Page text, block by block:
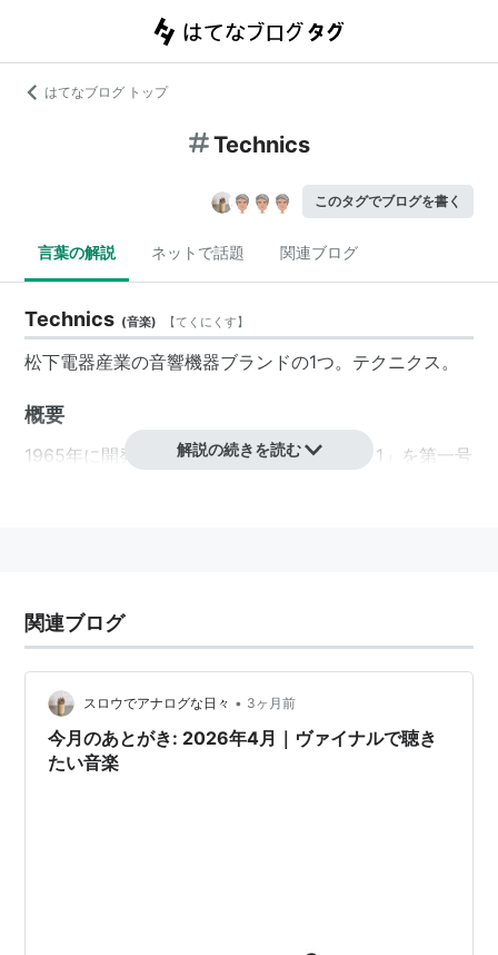
はてなブログ トップ
Technics
このタグでブログを書く
言葉の解説 ネットで話題 関連ブログ
Technics (音楽) 【てくにくす】
松下電器産業の音響機器ブランドの1つ。テクニクス。
概要
1965年に開発されたスピーカー「Technics 1」を第一号
での販売を完了、現在はDJ機器専門ブランドとなって
いる。
ターンテーブル「SL-1200」シリーズはDJ機器の世界標
準とも呼べるヒットシリーズである。
2014年8月17日、パナソニックにより2014年度中にテ
クニクスブランドでコンポなどを日本と欧州で発売する
解説の続きを読む
関連ブログ
スロウでアナログな日々 • 3ヶ月前
今月のあとがき: 2026年4月｜ヴァイナルで聴き
たい音楽